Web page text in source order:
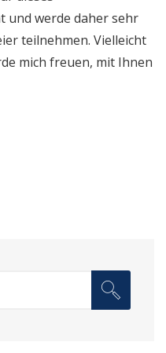
und werde daher sehr
teilnehmen. Vielleicht
mich freuen, mit Ihnen